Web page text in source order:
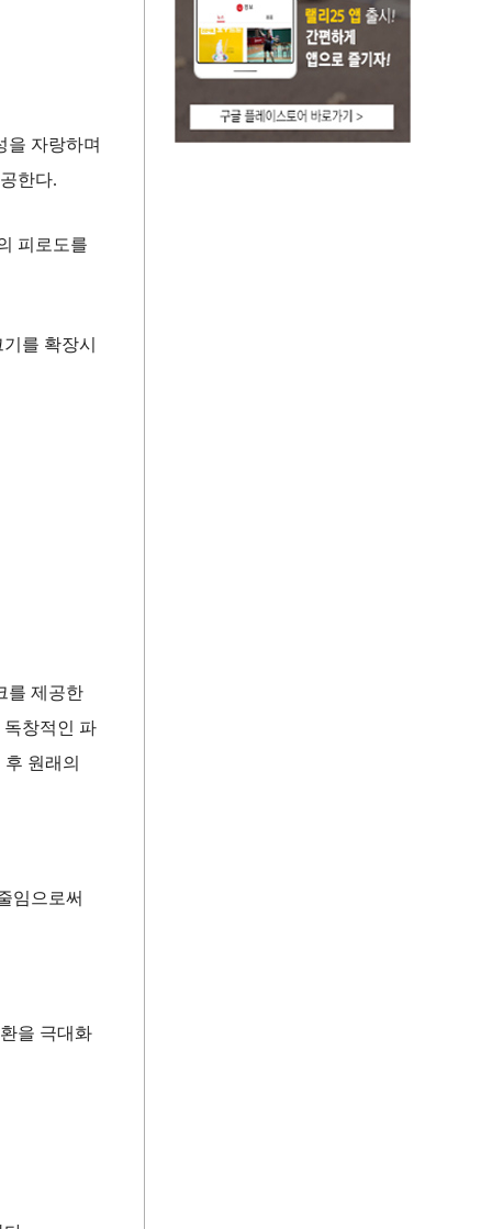
을 자랑하며
한다.
피로도를
를 확장시
를 제공한
창적인 파
원래의
임으로써
을 극대화